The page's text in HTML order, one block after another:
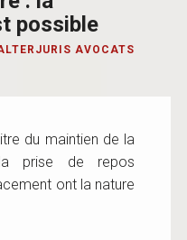
possible
AVOCATS
du maintien de la
la prise de repos
ont la nature